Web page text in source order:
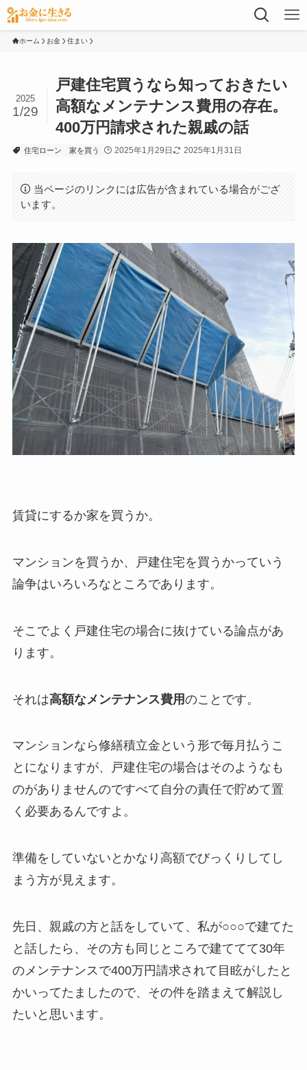
ホーム お金 住まい
戸建住宅買うなら知っておきたい
高額なメンテナンス費用の存在。
400万円請求された親戚の話
2025
1/29
住宅ローン 家を買う 2025年1月29日 2025年1月31日
当ページのリンクには広告が含まれている場合がござ
います。
賃貸にするか家を買うか。
マンションを買うか、戸建住宅を買うかっていう
論争はいろいろなところであります。
そこでよく戸建住宅の場合に抜けている論点があ
ります。
それは高額なメンテナンス費用のことです。
マンションなら修繕積立金という形で毎月払うこ
とになりますが、戸建住宅の場合はそのようなも
のがありませんのですべて自分の責任で貯めて置
く必要あるんですよ。
準備をしていないとかなり高額でびっくりしてし
まう方が見えます。
先日、親戚の方と話をしていて、私が○○○で建てた
と話したら、その方も同じところで建ててて30年
のメンテナンスで400万円請求されて目眩がしたと
かいってたましたので、その件を踏まえて解説し
たいと思います。